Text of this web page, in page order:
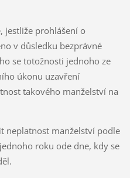
jestliže prohlášení o
v důsledku bezprávné
se totožnosti jednoho ze
úkonu uzavření
takového manželství na
neplatnost manželství podle
roku ode dne, kdy se